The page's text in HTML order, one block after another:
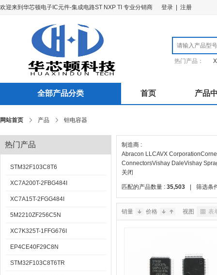
欢迎来到华芯顿电子IC元件-集成电路ST NXP TI 专业分销商 登录 注册
热门产品：
全部产品分类 首页 产品
网站首页 产品 钽电容器
热门产品
STM32F103C8T6
XC7A200T-2FBG484I
XC7A15T-2FGG484I
5M2210ZF256C5N
XC7K325T-1FFG676I
EP4CE40F29C8N
STM32F103C8T6TR
制造商 :
Abracon LLCAVX Corporation
ConnectorsVishay DaleVishay
关闭
匹配的产品数量 : 35,503 筛选条
销量 价格 视图 表